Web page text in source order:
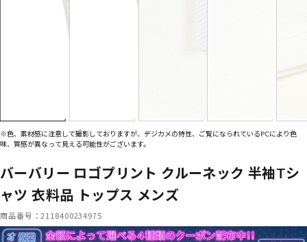
※色、素材感に注意して撮影しておりますが、デジカメの特性、ご覧になられているPCにより色
味、質感が異なって見える可能性がございます。
バーバリー ロゴプリント クルーネック 半袖Tシ
ャツ 衣料品 トップス メンズ
商品番号：2118400234975